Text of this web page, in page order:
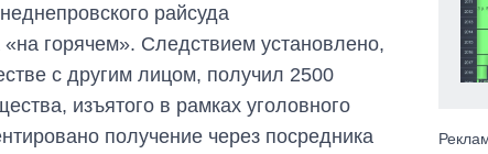
райсуда
горячем». Следствием установлено,
с другим лицом, получил 2500
изъятого в рамках уголовного
получение через посредника
выращивали в
Украине до и во
время большой
войны